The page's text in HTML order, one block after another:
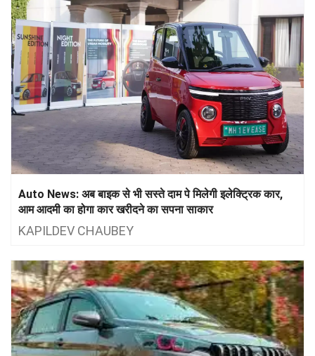
Auto News: अब बाइक से भी सस्ते दाम पे मिलेगी इलेक्ट्रिक कार,
आम आदमी का होगा कार खरीदने का सपना साकार
KAPILDEV CHAUBEY